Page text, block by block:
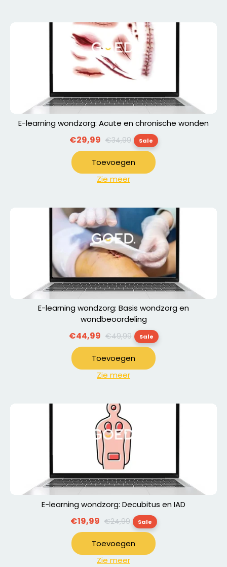
E-learning wondzorg: Acute en chronische wonden
€29,99 Normale
prijs
€34,99 Sale
Toevoegen
Zie meer
E-learning wondzorg: Basis wondzorg en
wondbeoordeling
€44,99 Normale
prijs
€49,99 Sale
Toevoegen
Zie meer
E-learning wondzorg: Decubitus en IAD
€19,99 Normale
prijs
€24,99 Sale
Toevoegen
Zie meer